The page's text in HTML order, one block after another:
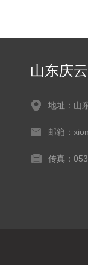
山东庆
地址：山
邮箱：
传真：